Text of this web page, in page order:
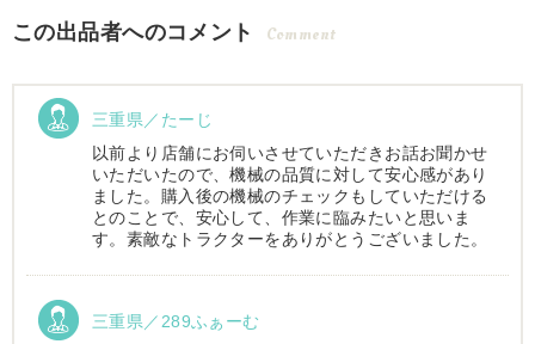
この出品者へのコメント Comment
三重県／たーじ
以前より店舗にお伺いさせていただきお話お聞かせ
いただいたので、機械の品質に対して安心感があり
ました。購入後の機械のチェックもしていただける
とのことで、安心して、作業に臨みたいと思いま
す。素敵なトラクターをありがとうございました。
三重県／289ふぁーむ